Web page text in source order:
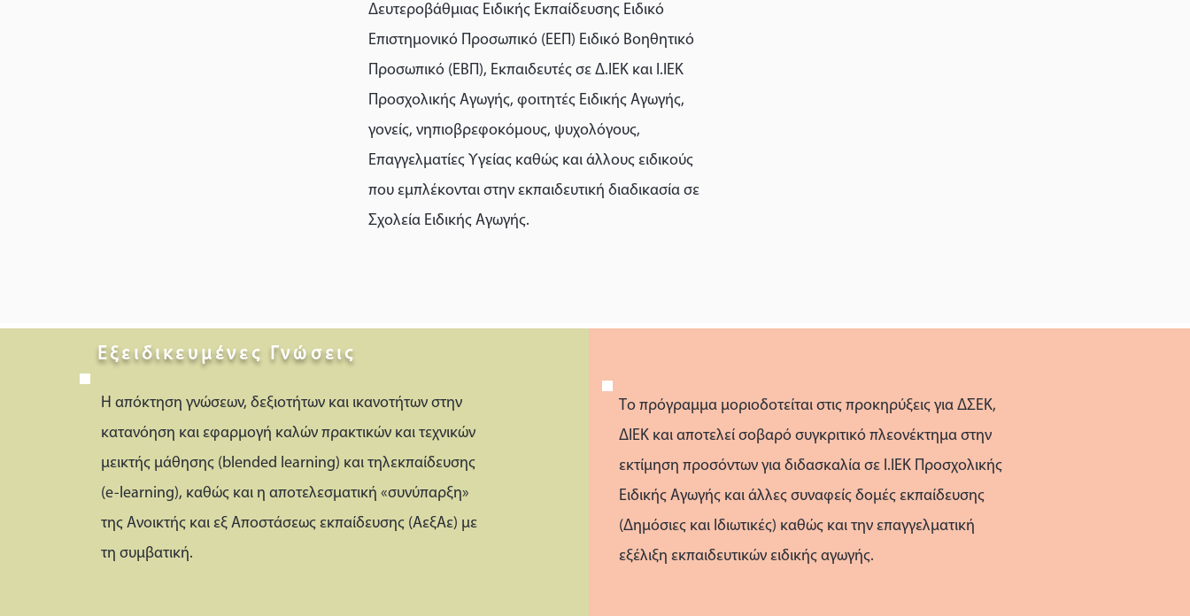
Δευτεροβάθμιας Ειδικής Εκπαίδευσης Ειδικό
Επιστημονικό Προσωπικό (ΕΕΠ) Ειδικό Βοηθητικό
Προσωπικό (ΕΒΠ), Εκπαιδευτές σε Δ.ΙΕΚ και Ι.ΙΕΚ
Προσχολικής Αγωγής, φοιτητές Ειδικής Αγωγής,
γονείς, νηπιοβρεφοκόμους, ψυχολόγους,
Επαγγελματίες Υγείας καθώς και άλλους ειδικούς
που εμπλέκονται στην εκπαιδευτική διαδικασία σε
Σχολεία Ειδικής Αγωγής.
Εξειδικευμένες Γνώσεις
Η απόκτηση γνώσεων, δεξιοτήτων και ικανοτήτων στην
κατανόηση και εφαρμογή καλών πρακτικών και τεχνικών
μεικτής μάθησης (blended learning) και τηλεκπαίδευσης
(e-learning), καθώς και η αποτελεσματική «συνύπαρξη»
της Ανοικτής και εξ Αποστάσεως εκπαίδευσης (ΑεξΑε) με
τη συμβατική.
Το πρόγραμμα μοριοδοτείται στις προκηρύξεις για ΔΣΕΚ,
ΔΙΕΚ και αποτελεί σοβαρό συγκριτικό πλεονέκτημα στην
εκτίμηση προσόντων για διδασκαλία σε Ι.ΙΕΚ Προσχολικής
Ειδικής Αγωγής και άλλες συναφείς δομές εκπαίδευσης
(Δημόσιες και Ιδιωτικές) καθώς και την επαγγελματική
εξέλιξη εκπαιδευτικών ειδικής αγωγής.